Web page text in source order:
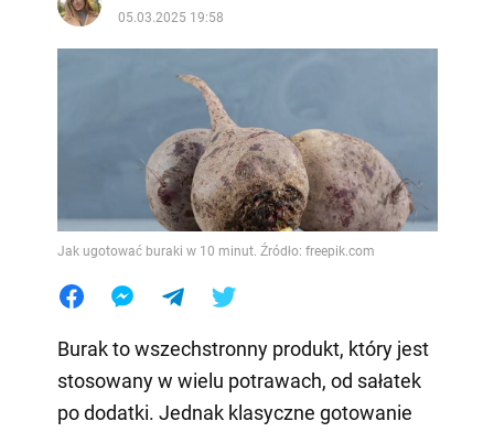
05.03.2025 19:58
Jak ugotować buraki w 10 minut. Źródło: freepik.com
Burak to wszechstronny produkt, który jest
stosowany w wielu potrawach, od sałatek
po dodatki. Jednak klasyczne gotowanie